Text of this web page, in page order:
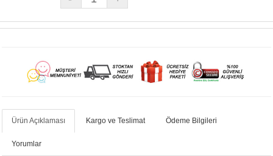
Ürün Açıklaması Kargo ve Teslimat Ödeme Bilgileri
Yorumlar